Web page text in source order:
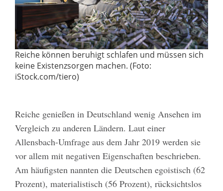
Reiche können beruhigt schlafen und müssen sich
keine Existenzsorgen machen. (Foto:
iStock.com/tiero)
Reiche genießen in Deutschland wenig Ansehen im
Vergleich zu anderen Ländern. Laut einer
Allensbach-Umfrage aus dem Jahr 2019 werden sie
vor allem mit negativen Eigenschaften beschrieben.
Am häufigsten nannten die Deutschen egoistisch (62
Prozent), materialistisch (56 Prozent), rücksichtslos